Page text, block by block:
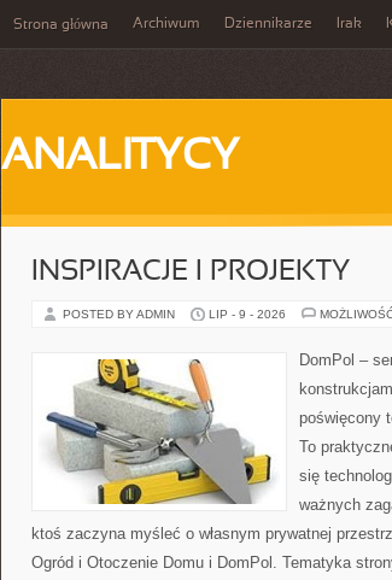
Strona główna Archiwum Dziennikarze Irak
ANALITYCY
INSPIRACJE I PROJEKTY
POSTED BY ADMIN LIP - 9 - 2026
DomPol –
poświęcony
To
się
ważnych
ktoś zaczyna myśleć o własnym prywatnej
Ogród i Otoczenie Domu i DomPol. Tematyka